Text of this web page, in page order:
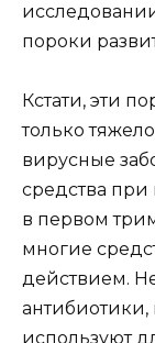
пороки
Кстати, эти
только
вирусные
средства при
в первом
многие
действием.
используют